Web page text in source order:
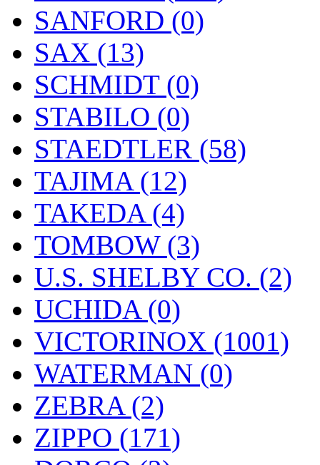
SANFORD (0)
SAX (13)
SCHMIDT (0)
STABILO (0)
STAEDTLER (58)
TAJIMA (12)
TAKEDA (4)
TOMBOW (3)
U.S. SHELBY CO. (2)
UCHIDA (0)
VICTORINOX (1001)
WATERMAN (0)
ZEBRA (2)
ZIPPO (171)